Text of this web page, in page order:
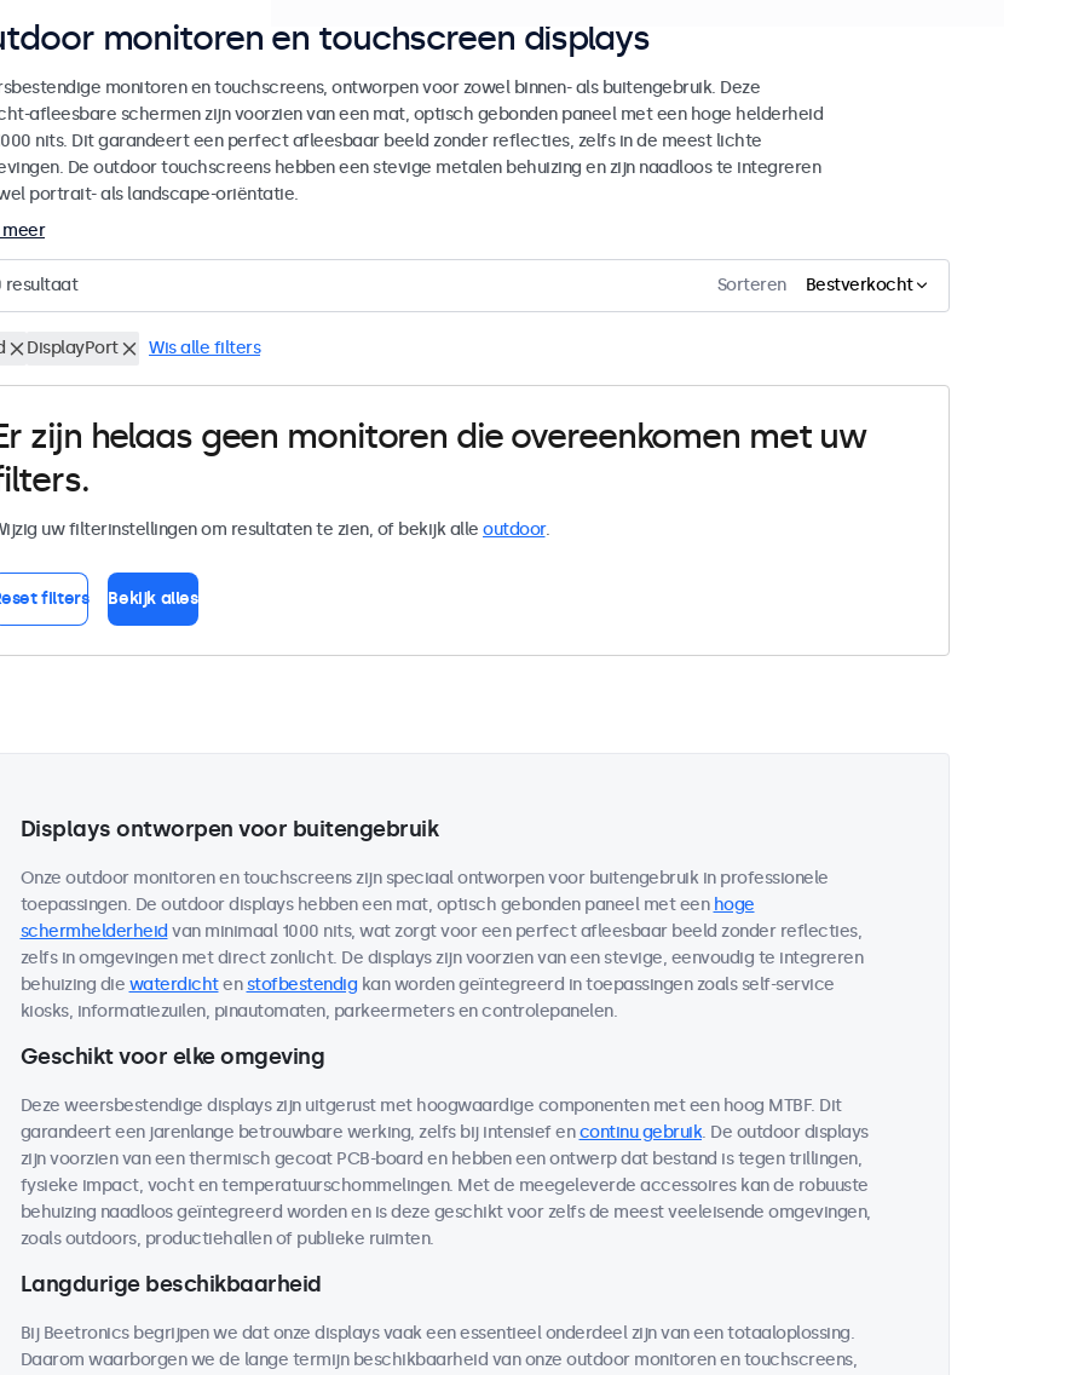
monitoren en touchscreen displays
monitoren en touchscreens, ontworpen voor zowel binnen- als buitengebruik. Deze
afleesbare schermen zijn voorzien van een mat, optisch gebonden paneel met een hoge helderheid
nits. Dit garandeert een perfect afleesbaar beeld zonder reflecties, zelfs in de meest lichte
De outdoor touchscreens hebben een stevige metalen behuizing en zijn naadloos te integreren
portrait- als landscape-oriëntatie.
meer
resultaat Sorteren Bestverkocht
DisplayPort Wis alle filters
zijn helaas geen monitoren die overeenkomen met uw
uw filterinstellingen om resultaten te zien, of bekijk alle outdoor.
filters Bekijk alles
Displays ontworpen voor buitengebruik
Onze outdoor monitoren en touchscreens zijn speciaal ontworpen voor buitengebruik in professionele
toepassingen. De outdoor displays hebben een mat, optisch gebonden paneel met een hoge
schermhelderheid van minimaal 1000 nits, wat zorgt voor een perfect afleesbaar beeld zonder reflecties,
zelfs in omgevingen met direct zonlicht. De displays zijn voorzien van een stevige, eenvoudig te integreren
behuizing die waterdichtenstofbestendig kan worden geïntegreerd in toepassingen zoals self-service
kiosks, informatiezuilen, pinautomaten, parkeermeters en controlepanelen.
Geschikt voor elke omgeving
Deze weersbestendige displays zijn uitgerust met hoogwaardige componenten met een hoog MTBF. Dit
garandeert een jarenlange betrouwbare werking, zelfs bij intensief encontinu gebruik. De outdoor displays
zijn voorzien van een thermisch gecoat PCB-board en hebben een ontwerp dat bestand is tegen trillingen,
fysieke impact, vocht en temperatuurschommelingen. Met de meegeleverde accessoires kan de robuuste
behuizing naadloos geïntegreerd worden en is deze geschikt voor zelfs de meest veeleisende omgevingen,
zoals outdoors, productiehallen of publieke ruimten.
Langdurige beschikbaarheid
Bij Beetronics begrijpen we dat onze displays vaak een essentieel onderdeel zijn van een totaaloplossing.
Daarom waarborgen we de lange termijn beschikbaarheid van onze outdoor monitoren en touchscreens,